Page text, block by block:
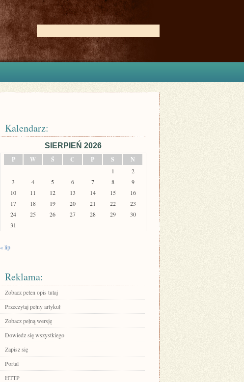
Kalendarz:
SIERPIEŃ 2026
P
W Ś C P S N
1
2
3
4 5 6 7 8
9
10
11 12 13 14 15
16
17
18 19 20 21 22
23
24
25 26 27 28 29
30
31
« lip
Reklama:
Zobacz pełen opis tutaj
Przeczytaj pełny artykuł
Zobacz pełną wersję
Dowiedz się wszystkiego
Zapisz się
Portal
HTTP